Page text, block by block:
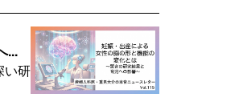
...
い研